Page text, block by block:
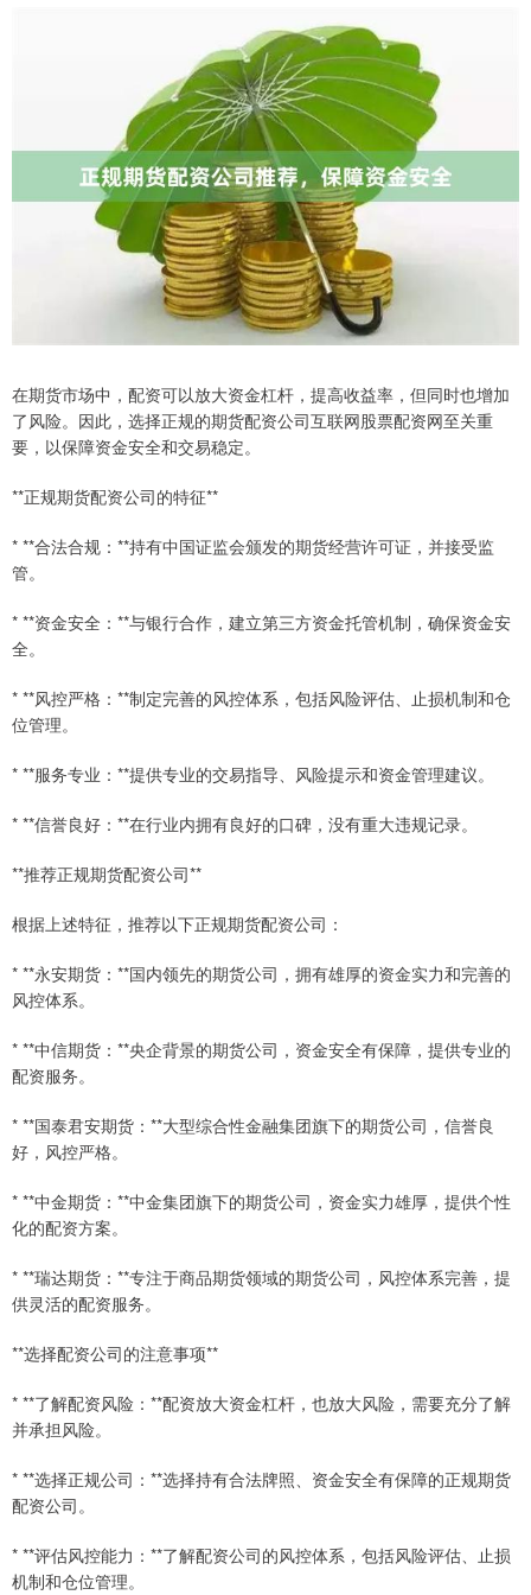
在期货市场中，配资可以放大资金杠杆，提高收益率，但同时也增加
了风险。因此，选择正规的期货配资公司互联网股票配资网至关重
要，以保障资金安全和交易稳定。
**正规期货配资公司的特征**
* **合法合规：**持有中国证监会颁发的期货经营许可证，并接受监
管。
* **资金安全：**与银行合作，建立第三方资金托管机制，确保资金安
全。
* **风控严格：**制定完善的风控体系，包括风险评估、止损机制和仓
位管理。
* **服务专业：**提供专业的交易指导、风险提示和资金管理建议。
* **信誉良好：**在行业内拥有良好的口碑，没有重大违规记录。
**推荐正规期货配资公司**
根据上述特征，推荐以下正规期货配资公司：
* **永安期货：**国内领先的期货公司，拥有雄厚的资金实力和完善的
风控体系。
* **中信期货：**央企背景的期货公司，资金安全有保障，提供专业的
配资服务。
* **国泰君安期货：**大型综合性金融集团旗下的期货公司，信誉良
好，风控严格。
* **中金期货：**中金集团旗下的期货公司，资金实力雄厚，提供个性
化的配资方案。
* **瑞达期货：**专注于商品期货领域的期货公司，风控体系完善，提
供灵活的配资服务。
**选择配资公司的注意事项**
* **了解配资风险：**配资放大资金杠杆，也放大风险，需要充分了解
并承担风险。
* **选择正规公司：**选择持有合法牌照、资金安全有保障的正规期货
配资公司。
* **评估风控能力：**了解配资公司的风控体系，包括风险评估、止损
机制和仓位管理。